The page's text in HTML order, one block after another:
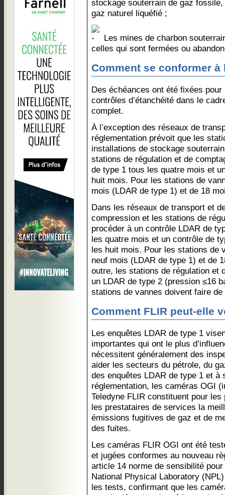
stockage souterrain de gaz
gaz naturel liquéfié ;
Les mines de charbon
celles qui sont fermées ou
Comment se conformer
Des échéances ont été fixées
contrôles d’étanchéité dans le
complet.
À l’exception des réseaux de
réglementation prévoit que les
installations de stockage
stations de régulation et de
de type 1 tous les quatre mois et
huit mois. Pour les stations de
mois (LDAR de type 1) et de 18
Dans les réseaux de transport et
compression et les stations de
procéder à un contrôle LDAR de
les quatre mois et un contrôle de
les huit mois. Pour les stations de
neuf mois (LDAR de type 1) et de
outre, les stations de régulation et
un LDAR de type 2 (pression ≤16
stations de vannes doivent faire
Comment FLIR peut-elle
Les enquêtes LDAR de type 1
importantes qui ont le plus
nécessitent généralement des
aider les secteurs du pétrole, du
des enquêtes LDAR de type 1 et à
réglementation, les caméras OGI
Teledyne FLIR constituent pour
les prestataires de services la
émissions fugitives de gaz et de
des fuites.
Les caméras FLIR OGI ont été
et jugées conformes au nouveau
article 14 norme de sensibilité
National Physical Laboratory
les tests, confirmant que les